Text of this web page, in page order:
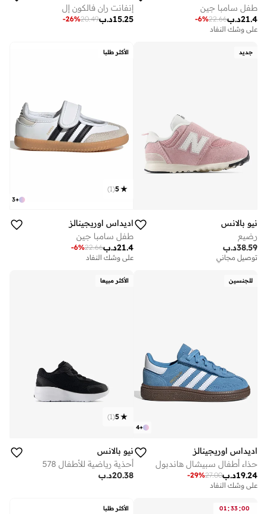
طفل سامبا جين
د.ب21.4
22.66
-6%
على وشك النفاد
إنفانت ران فالكون إل
د.ب15.25
20.49
-26%
جديد
نيو بالانس
رضيع
د.ب38.59
توصيل مجاني
الأكثر طلبا
+
3
5
(
1
)
اديداس اوريجينالز
طفل سامبا جين
د.ب21.4
22.66
-6%
على وشك النفاد
للجنسين
+
4
اديداس اوريجينالز
حذاء أطفال سبيشال هاندبول
د.ب19.24
27.00
-29%
على وشك النفاد
الأكثر مبيعا
5
(
1
)
نيو بالانس
أحذية رياضية للأطفال 578
د.ب20.38
01:33:00 الأكثر طلبا